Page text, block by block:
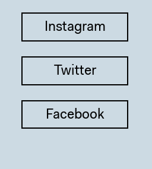
Instagram
Twitter
Facebook